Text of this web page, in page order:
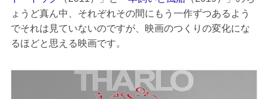
ょうど真ん中、それぞれその間にもう一作ずつあるよう
でそれは見ていないのですが、映画のつくりの変化にな
るほどと思える映画です。